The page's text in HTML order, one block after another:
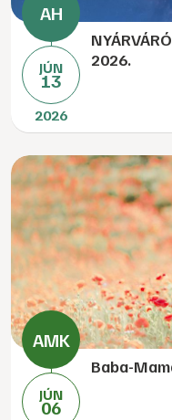
JÚN
13
2026
2026.
JÚN
06
Baba-